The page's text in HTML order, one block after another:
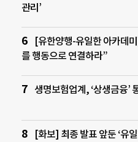
관리’
[유한양행-유일한 아카데
를 행동으로 연결하라”
생명보험업계, ‘상생금융’
[화보] 최종 발표 앞둔 ‘유